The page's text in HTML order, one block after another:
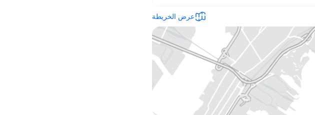
عرض الخريطة